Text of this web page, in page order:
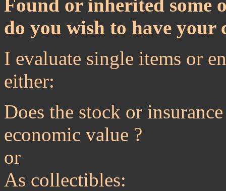
Found or inherited some
do you wish to have your
I evaluate single items or
either:
Does the stock or
economic value ?
or
As collectibles: